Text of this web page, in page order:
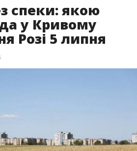
спеки: якою
у Кривому
Розі 5 липня